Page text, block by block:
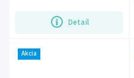
Detail
Akcia